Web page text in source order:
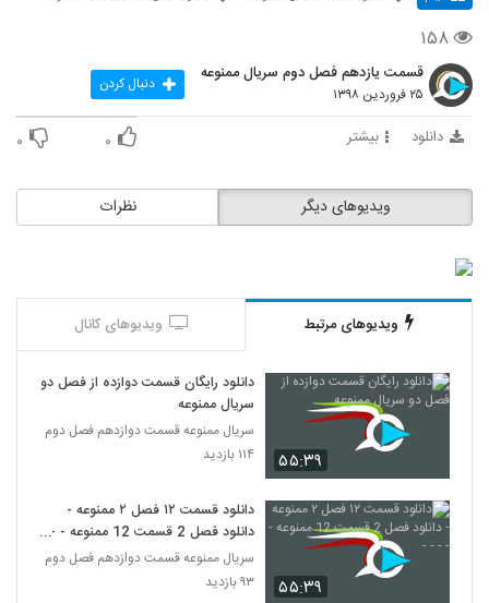
۱۵۸
قسمت یازدهم فصل دوم سریال ممنوعه
۲۵ فروردین ۱۳۹۸ دنبال کردن
دانلود بیشتر ۰ ۰
نظرات ویدیوهای دیگر
ویدیوهای مرتبط ویدیوهای کانال
۵۵:۳۹
دانلود رایگان قسمت دوازده از فصل دو
سریال ممنوعه
سریال ممنوعه قسمت دوازدهم فصل دوم
۱۱۴ بازدید
۵۵:۳۹
دانلود قسمت ۱۲ فصل ۲ ممنوعه -
دانلود فصل 2 قسمت 12 ممنوعه - - -
- -
سریال ممنوعه قسمت دوازدهم فصل دوم
۹۳ بازدید